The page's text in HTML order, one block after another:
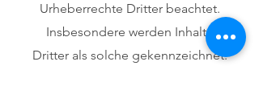
Urheberrechte Dritter beachtet.
Insbesondere werden Inhalte
Dritter als solche gekennzeichnet.